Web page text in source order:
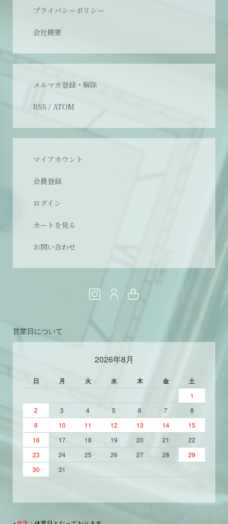
プライバシーポリシー
会社概要
メルマガ登録・解除
RSS / ATOM
マイアカウント
会員登録
ログイン
カートを見る
お問い合わせ
営業日について
2026年8月
日 月 火 水 木 金 土
1
2
3 4 5 6 7
8
9
10 11 12 13 14
15
16
17 18 19 20 21
22
23
24 25 26 27 28
29
30
31